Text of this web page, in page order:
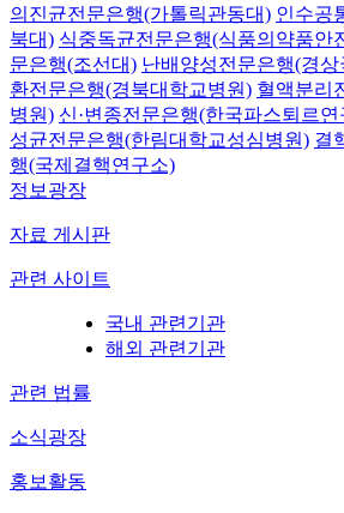
의진균전문은행(가톨릭관동대) 인수공
북대) 식중독균전문은행(식품의약품안
문은행(조선대) 난배양성전문은행(경
환전문은행(경북대학교병원) 혈액분리
병원) 신·변종전문은행(한국파스퇴르연
성균전문은행(한림대학교성심병원) 결
행(국제결핵연구소)
정보광장
자료 게시판
관련 사이트
국내 관련기관
해외 관련기관
관련 법률
소식광장
홍보활동